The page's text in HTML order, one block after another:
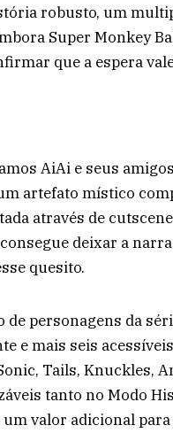
robusto, um
Super Monkey
que a espera
AiAi e seus
artefato místico
através de
deixar a
quesito.
personagens da
e mais seis
Tails, Knuckles,
tanto no Modo
valor adicional